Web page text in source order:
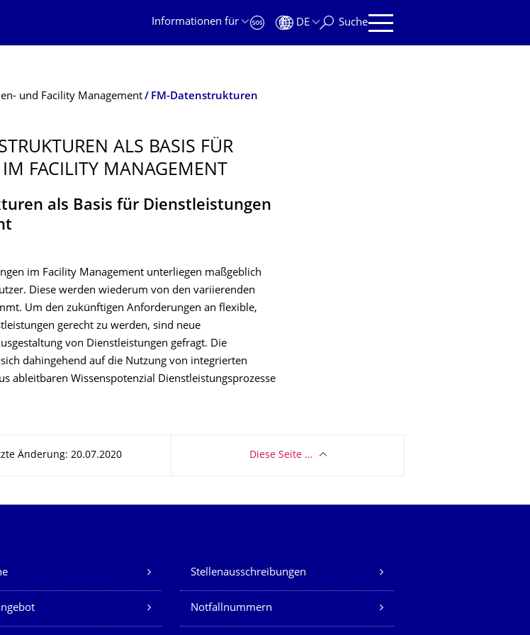
Informationen für
DE Suche
und Facility Management FM-Datenstrukturen
ALS BASIS FÜR
FACILITY MANAGEMENT
als Basis für Dienstleistungen
im Facility Management unterliegen maßgeblich
Diese werden wiederum von den variierenden
Um den zukünftigen Anforderungen an flexible,
gerecht zu werden, sind neue
von Dienstleistungen gefragt. Die
dahingehend auf die Nutzung von integrierten
ableitbaren Wissenspotenzial Dienstleistungsprozesse
Änderung: 20.07.2020 Diese Seite …
Dienste
Stellenausschreibungen
Notfallnummern